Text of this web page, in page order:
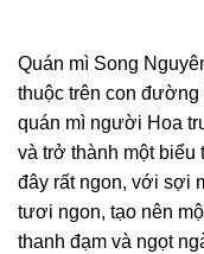
Quán mì Song
thuộc trên con
quán mì người Hoa
và trở thành một biểu
đây rất ngon, với sợi
tươi ngon, tạo nên
thanh đạm và ngọt